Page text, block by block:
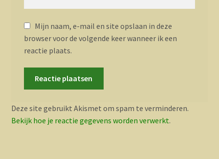
Mijn naam, e-mail en site opslaan in deze
browser voor de volgende keer wanneer ik een
reactie plaats.
Deze site gebruikt Akismet om spam te verminderen.
Bekijk hoe je reactie gegevens worden verwerkt.